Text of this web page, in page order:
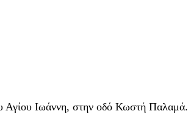
Αγίου Ιωάννη, στην οδό Κωστή Παλαμά.